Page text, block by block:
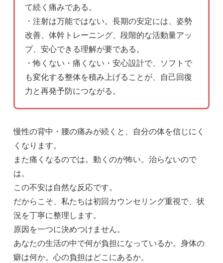
て続く痛みである。
・注射は万能ではない。長期の安定には、姿勢
改善、体幹トレーニング、段階的な活動量アッ
プ、安心できる理解が要である。
・怖くない・痛くない・安心設計で、ソフトで
も変化する整体を積み上げることが、自己回復
力と再発予防につながる。
慢性の背中・腰の痛みが続くと、自分の体を信じにく
くなります。
また痛くなるのでは。動くのが怖い。治らないので
は。
この不安は自然な反応です。
だからこそ、私たちは初回カウンセリング重視で、状
況を丁寧に整理します。
原因を一つに決めつけません。
あなたの生活の中で何が負担になっているか。身体の
癖は何か。心の負担はどこにあるか。